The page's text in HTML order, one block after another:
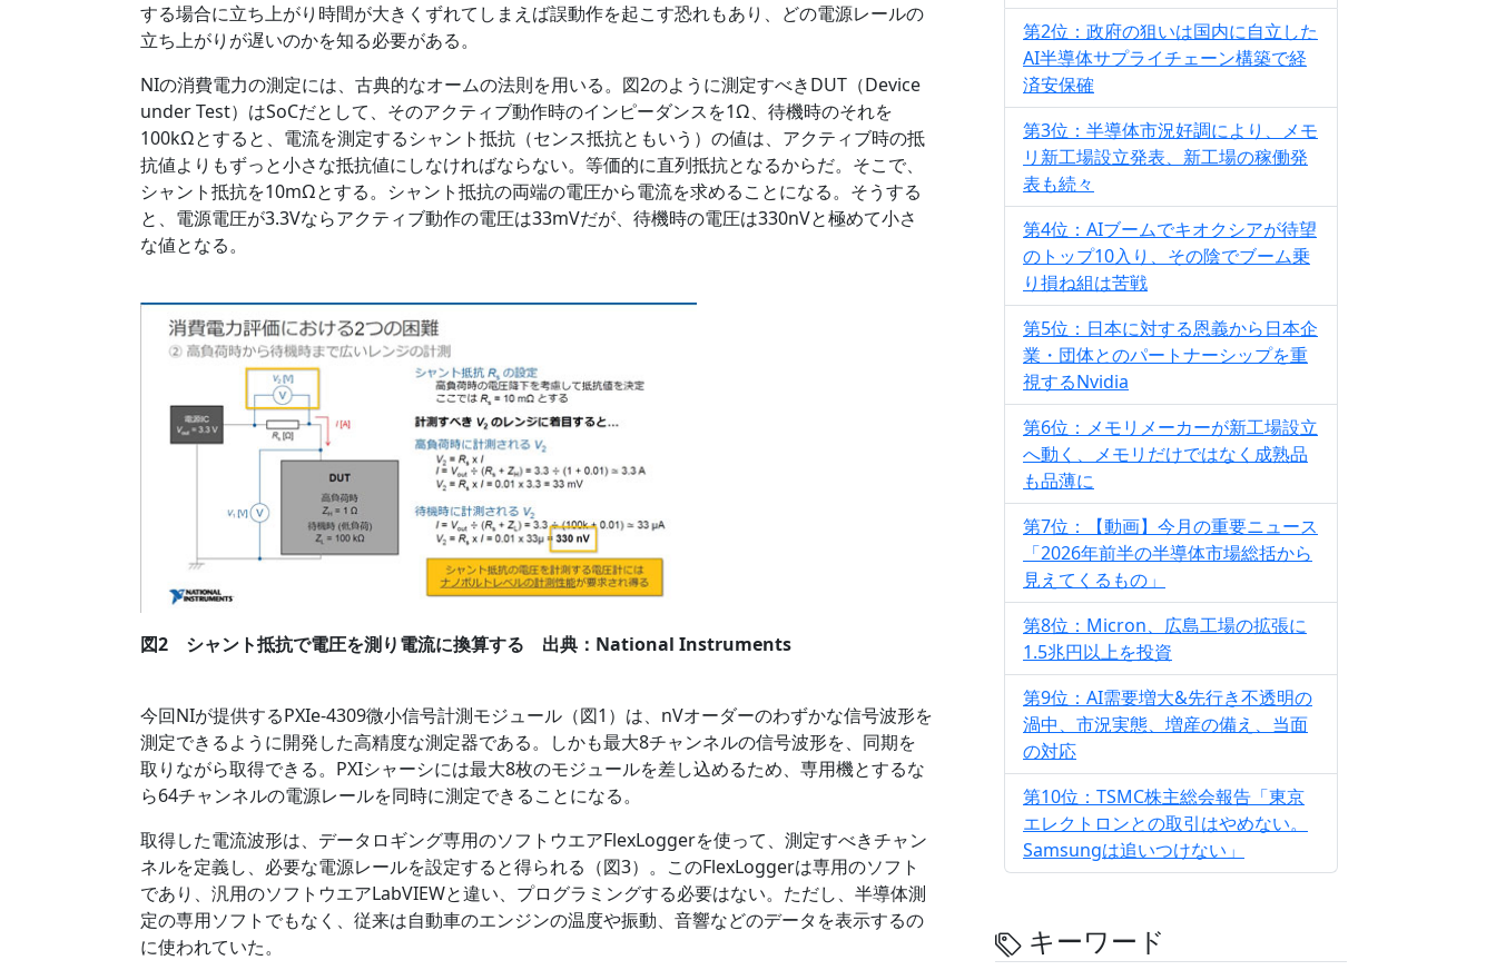
する場合に立ち上がり時間が大きくずれてしまえば誤動作を起こす恐れもあり、どの電源レールの
立ち上がりが遅いのかを知る必要がある。
NIの消費電力の測定には、古典的なオームの法則を用いる。図2のように測定すべきDUT（Device
under Test）はSoCだとして、そのアクティブ動作時のインピーダンスを1Ω、待機時のそれを
100kΩとすると、電流を測定するシャント抵抗（センス抵抗ともいう）の値は、アクティブ時の抵
抗値よりもずっと小さな抵抗値にしなければならない。等価的に直列抵抗となるからだ。そこで、
シャント抵抗を10mΩとする。シャント抵抗の両端の電圧から電流を求めることになる。そうする
と、電源電圧が3.3Vならアクティブ動作の電圧は33mVだが、待機時の電圧は330nVと極めて小さ
な値となる。
図2 シャント抵抗で電圧を測り電流に換算する 出典：National Instruments
今回NIが提供するPXIe-4309微小信号計測モジュール（図1）は、nVオーダーのわずかな信号波形を
測定できるように開発した高精度な測定器である。しかも最大8チャンネルの信号波形を、同期を
取りながら取得できる。PXIシャーシには最大8枚のモジュールを差し込めるため、専用機とするな
ら64チャンネルの電源レールを同時に測定できることになる。
取得した電流波形は、データロギング専用のソフトウエアFlexLoggerを使って、測定すべきチャン
ネルを定義し、必要な電源レールを設定すると得られる（図3）。このFlexLoggerは専用のソフト
であり、汎用のソフトウエアLabVIEWと違い、プログラミングする必要はない。ただし、半導体測
定の専用ソフトでもなく、従来は自動車のエンジンの温度や振動、音響などのデータを表示するの
に使われていた。
第2位：政府の狙いは国内に自立した
AI半導体サプライチェーン構築で経
済安保確
第3位：半導体市況好調により、メモ
リ新工場設立発表、新工場の稼働発
表も続々
第4位：AIブームでキオクシアが待望
のトップ10入り、その陰でブーム乗
り損ね組は苦戦
第5位：日本に対する恩義から日本企
業・団体とのパートナーシップを重
視するNvidia
第6位：メモリメーカーが新工場設立
へ動く、メモリだけではなく成熟品
も品薄に
第7位：【動画】今月の重要ニュース
「2026年前半の半導体市場総括から
見えてくるもの」
第8位：Micron、広島工場の拡張に
1.5兆円以上を投資
第9位：AI需要増大&先行き不透明の
渦中、市況実態、増産の備え、当面
の対応
第10位：TSMC株主総会報告「東京
エレクトロンとの取引はやめない。
Samsungは追いつけない」
キーワード